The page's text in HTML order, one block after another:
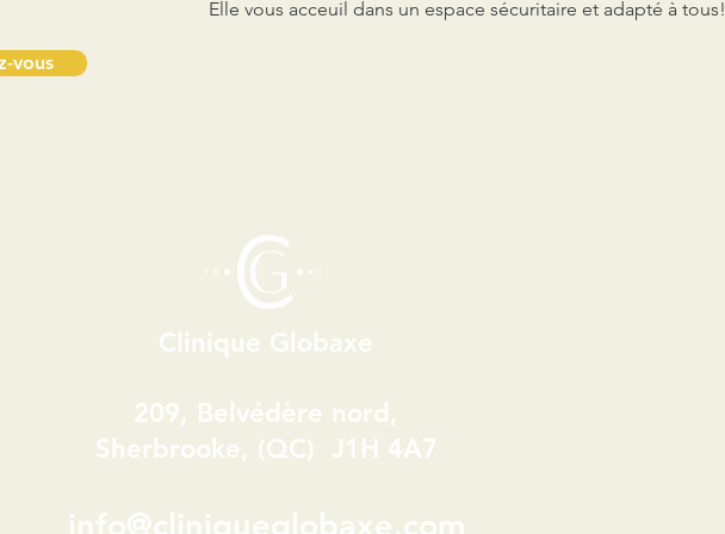
Elle vous acceuil dans un espace sécuritaire et adapté à tous!
vous
Clinique Globaxe
209, Belvédère nord ,
Sherbrooke, (QC) J1H 4A7
info@cliniqueglobaxe.com